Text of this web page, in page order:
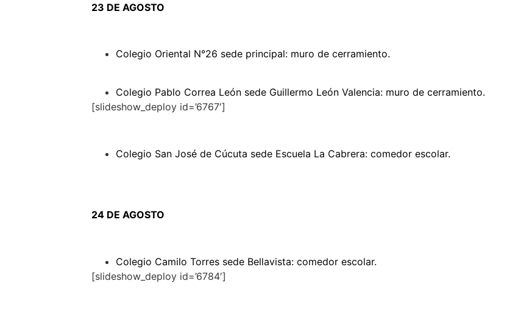
23 DE AGOSTO
Colegio Oriental N°26 sede principal: muro de cerramiento.
Colegio Pablo Correa León sede Guillermo León Valencia: muro de cerramiento.
[slideshow_deploy id=’6767′]
Colegio San José de Cúcuta sede Escuela La Cabrera: comedor escolar.
24 DE AGOSTO
Colegio Camilo Torres sede Bellavista: comedor escolar.
[slideshow_deploy id=’6784′]